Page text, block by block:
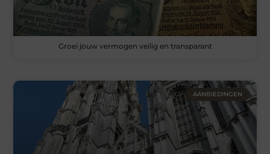
Groei jouw vermogen veilig en transparant
AANBIEDINGEN